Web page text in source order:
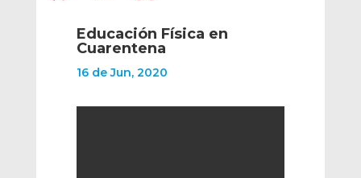
Educación Física en
Cuarentena
16 de Jun, 2020